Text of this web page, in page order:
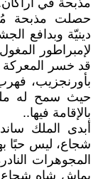
مذبحة في
حصلت مذبحة
دينيّة وبدافع
لإمبراطور
قد خسر المعركة
بأورنجزيب،
بالإقامة فيها..
أبدى الملك
شجاع، ليس حبًا
المجوهرات
يماش شاه شجاع